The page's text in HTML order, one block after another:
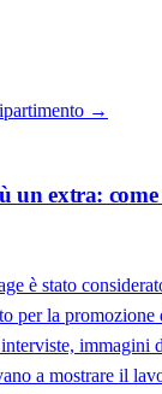
→
un extra: come
è stato
per la
immagini
a mostrare il